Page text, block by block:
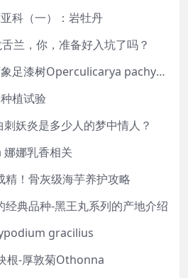
科（一）：岩牡丹
兰，你，准备好入坑了吗？
【块根】浅挖一下象足漆树Operculicarya pachypus
植试验
妖炎是多少人的梦中情人？
娜乳香相关
精！骨灰级海芋养护攻略
经典品种-黑王丸系列的产地介绍
gracilius
根-厚敦菊Othonna